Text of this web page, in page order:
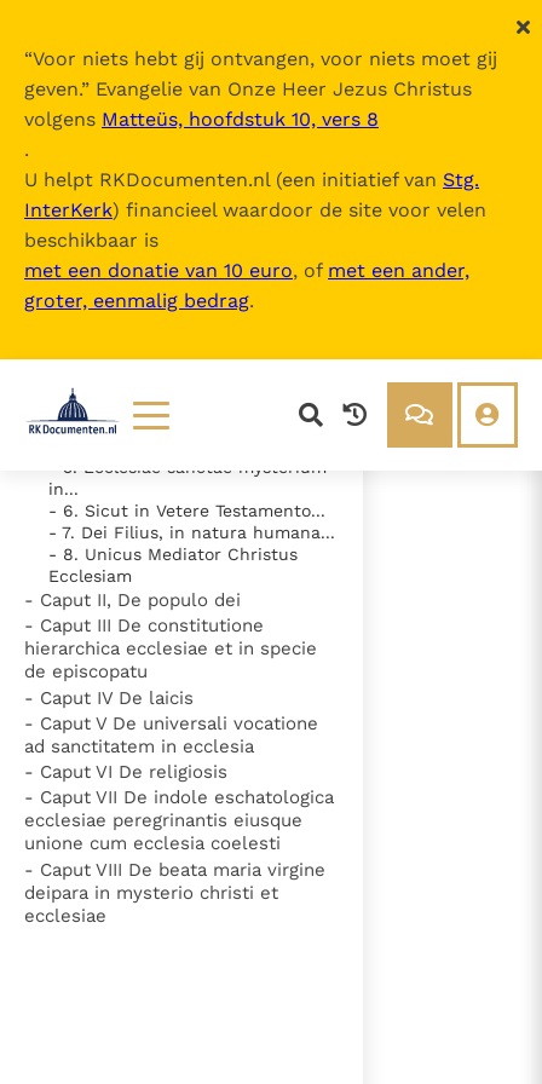
“Voor niets hebt gij ontvangen, voor niets moet gij
geven.” Evangelie van Onze Heer Jezus Christus
volgens Matteüs, hoofdstuk 10, vers 8
.
U helpt RKDocumenten.nl (een initiatief van Stg.
InterKerk) financieel waardoor de site voor velen
beschikbaar is
met een donatie van 10 euro, of met een ander,
groter, eenmalig bedrag.
Lezen
Documenten
Bijbel
Thema’s
Berichten
Denzinger
Over ons
Over RK Documenten
Meedoen
Gebruiksvoorwaarden
Nieuwste Documenten
5. Het gebed van de Kerk
In Christus wordt onze honger vervuld
Leer de kostbare parel van Gods koninkrijk te
herkennen
Gods Koninkrijk groeit stilletjes door liefde, niet door
dwang
De mystiek. De mystieke verschijnselen en de
heiligheid
Lumen Gentium
Inhoudsopgave
uitklappen
- Caput I De ecclesiae mysterio
Christus...
- 3. Venit igitur Filius, missus...
- 4. Opere autem consummato,
- 5. Ecclesiae sanctae mysterium
in...
- 6. Sicut in Vetere Testamento...
- 7. Dei Filius, in natura humana...
- 8. Unicus Mediator Christus
Ecclesiam
- Caput II, De populo dei
- Caput III De constitutione
hierarchica ecclesiae et in specie
de episcopatu
- Caput IV De laicis
- Caput V De universali vocatione
ad sanctitatem in ecclesia
- Caput VI De religiosis
- Caput VII De indole eschatologica
ecclesiae peregrinantis eiusque
unione cum ecclesia coelesti
- Caput VIII De beata maria virgine
deipara in mysterio christi et
ecclesiae
- Caput I De ecclesiae mysterio
lees verder